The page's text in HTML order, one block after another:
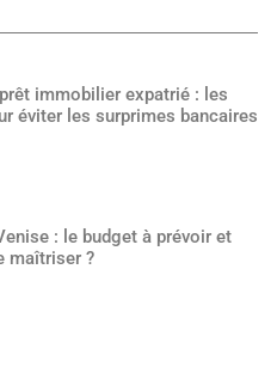
immobilier expatrié : les
éviter les surprimes bancaires
: le budget à prévoir et
maîtriser ?